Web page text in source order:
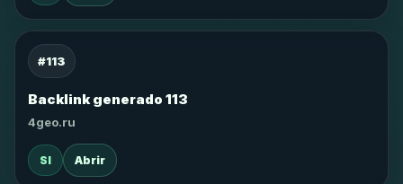
#113
Backlink generado 113
4geo.ru
SI Abrir